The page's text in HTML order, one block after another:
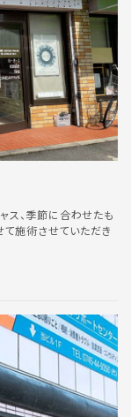
ス、季節に合わせたも
施術させていただき